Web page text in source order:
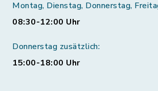
Montag, Dienstag, Donnerstag,
08:30-12:00 Uhr
Donnerstag zusätzlich:
15:00-18:00 Uhr